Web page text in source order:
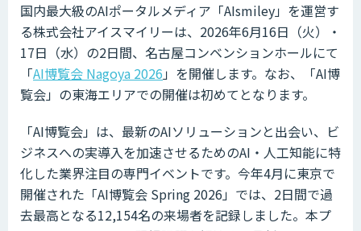
国内最大級のAIポータルメディア「AIsmiley」を運営す
る株式会社アイスマイリーは、2026年6月16日（火）・
17日（水）の2日間、名古屋コンベンションホールにて
「AI博覧会 Nagoya 2026」を開催します。なお、「AI博
覧会」の東海エリアでの開催は初めてとなります。
「AI博覧会」は、最新のAIソリューションと出会い、ビ
ジネスへの実導入を加速させるためのAI・人工知能に特
化した業界注目の専門イベントです。今年4月に東京で
開催された「AI博覧会 Spring 2026」では、2日間で過
去最高となる12,154名の来場者を記録しました。本プ